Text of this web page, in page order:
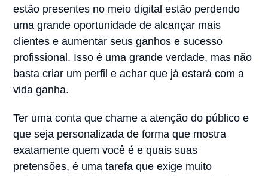
estão presentes no meio digital estão perdendo
uma grande oportunidade de alcançar mais
clientes e aumentar seus ganhos e sucesso
profissional. Isso é uma grande verdade, mas não
basta criar um perfil e achar que já estará com a
vida ganha.
Ter uma conta que chame a atenção do público e
que seja personalizada de forma que mostra
exatamente quem você é e quais suas
pretensões, é uma tarefa que exige muito